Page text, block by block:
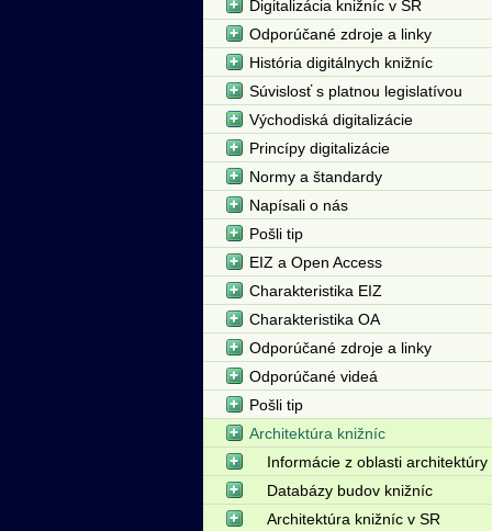
Digitalizácia knižníc v SR
Odporúčané zdroje a linky
História digitálnych knižníc
Súvislosť s platnou legislatívou
Východiská digitalizácie
Princípy digitalizácie
Normy a štandardy
Napísali o nás
Pošli tip
EIZ a Open Access
Charakteristika EIZ
Charakteristika OA
Odporúčané zdroje a linky
Odporúčané videá
Pošli tip
Architektúra knižníc
Informácie z oblasti architektúry
Databázy budov knižníc
Architektúra knižníc v SR